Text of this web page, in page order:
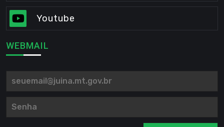
Youtube
WEBMAIL